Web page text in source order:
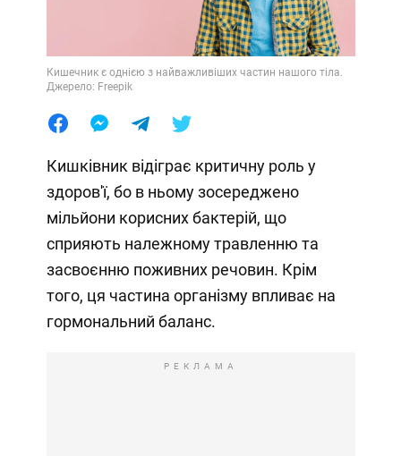
Кишечник є однією з найважливіших частин нашого тіла.
Джерело: Freepik
Кишківник відіграє критичну роль у
здоров'ї, бо в ньому зосереджено
мільйони корисних бактерій, що
сприяють належному травленню та
засвоєнню поживних речовин. Крім
того, ця частина організму впливає на
гормональний баланс.
РЕКЛАМА